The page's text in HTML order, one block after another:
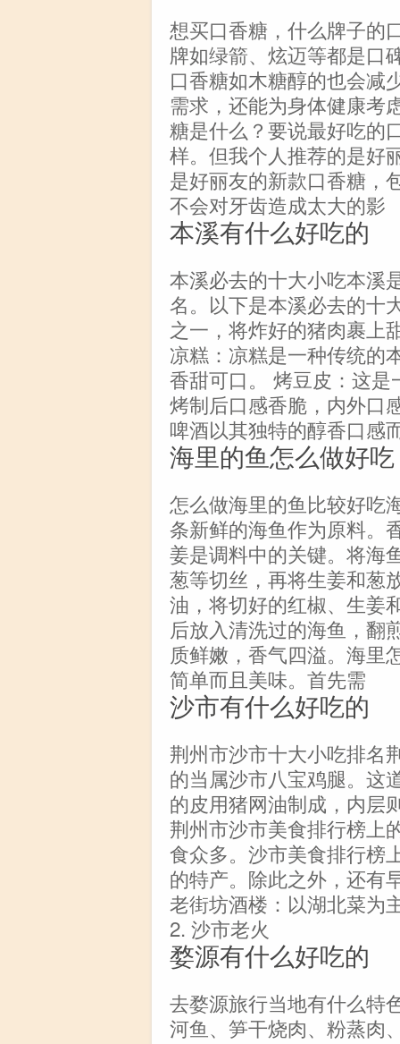
想买口香糖，什么牌子的
牌如绿箭、炫迈等都是口
口香糖如木糖醇的也会减
需求，还能为身体健康考
糖是什么？要说最好吃的
样。但我个人推荐的是好
是好丽友的新款口香糖，
不会对牙齿造成太大的影
本溪有什么好吃的
本溪必去的十大小吃本溪
名。以下是本溪必去的十
之一，将炸好的猪肉裹上
凉糕：凉糕是一种传统的
香甜可口。 烤豆皮：这
烤制后口感香脆，内外口
啤酒以其独特的醇香口感
海里的鱼怎么做好吃
怎么做海里的鱼比较好吃
条新鲜的海鱼作为原料。
姜是调料中的关键。将海
葱等切丝，再将生姜和葱
油，将切好的红椒、生姜
后放入清洗过的海鱼，翻
质鲜嫩，香气四溢。海里
简单而且美味。首先需
沙市有什么好吃的
荆州市沙市十大小吃排名
的当属沙市八宝鸡腿。这
的皮用猪网油制成，内层
荆州市沙市美食排行榜上
食众多。沙市美食排行榜
的特产。除此之外，还有
老街坊酒楼：以湖北菜为
2. 沙市老火
婺源有什么好吃的
去婺源旅行当地有什么特
河鱼、笋干烧肉、粉蒸肉